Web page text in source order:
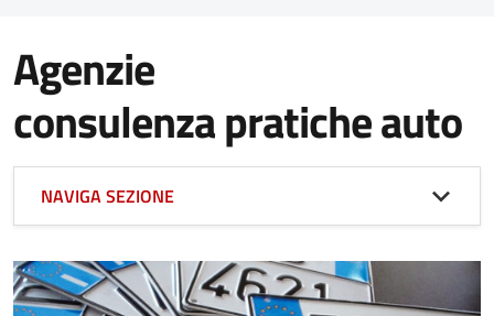
Agenzie
consulenza pratiche auto
NAVIGA SEZIONE